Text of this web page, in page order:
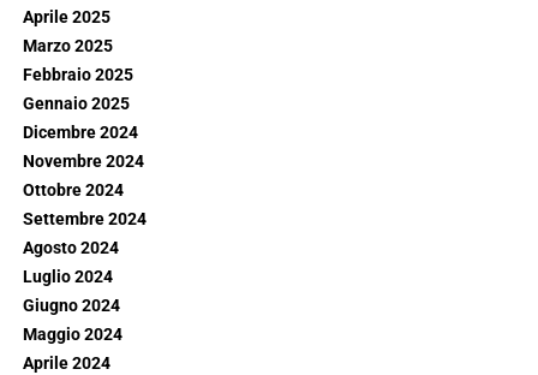
Aprile 2025
Marzo 2025
Febbraio 2025
Gennaio 2025
Dicembre 2024
Novembre 2024
Ottobre 2024
Settembre 2024
Agosto 2024
Luglio 2024
Giugno 2024
Maggio 2024
Aprile 2024